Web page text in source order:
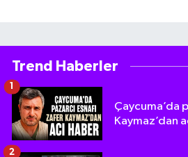
Trend Haberler
Çaycuma’da
Kaymaz’dan
2